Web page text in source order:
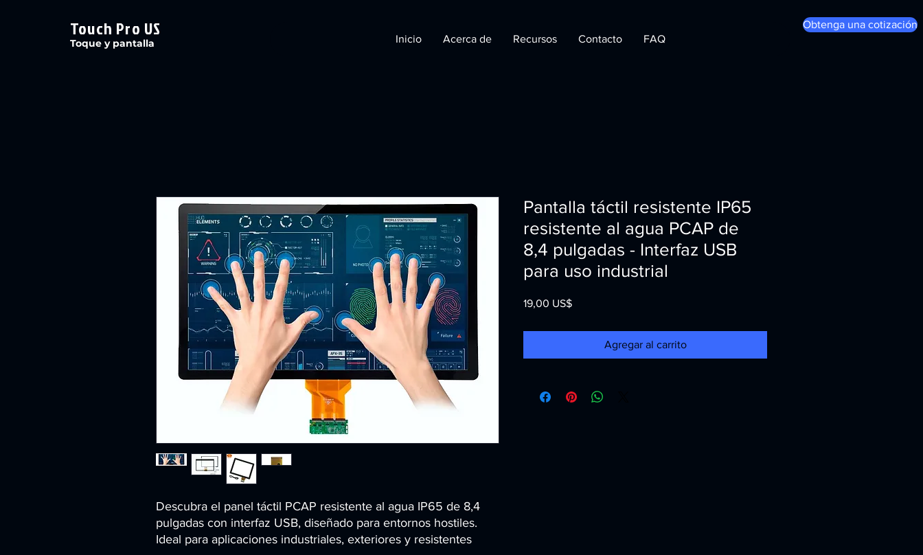
Touch Pro US
Toque y pantalla Inicio Acerca de Recursos Contacto FAQ
Obtenga una cotización
Descubra el panel táctil PCAP resistente al agua IP65 de 8,4
pulgadas con interfaz USB, diseñado para entornos hostiles.
Ideal para aplicaciones industriales, exteriores y resistentes
Pantalla táctil resistente IP65
resistente al agua PCAP de
8,4 pulgadas - Interfaz USB
para uso industrial
19,00 US$Precio
Agregar al carrito